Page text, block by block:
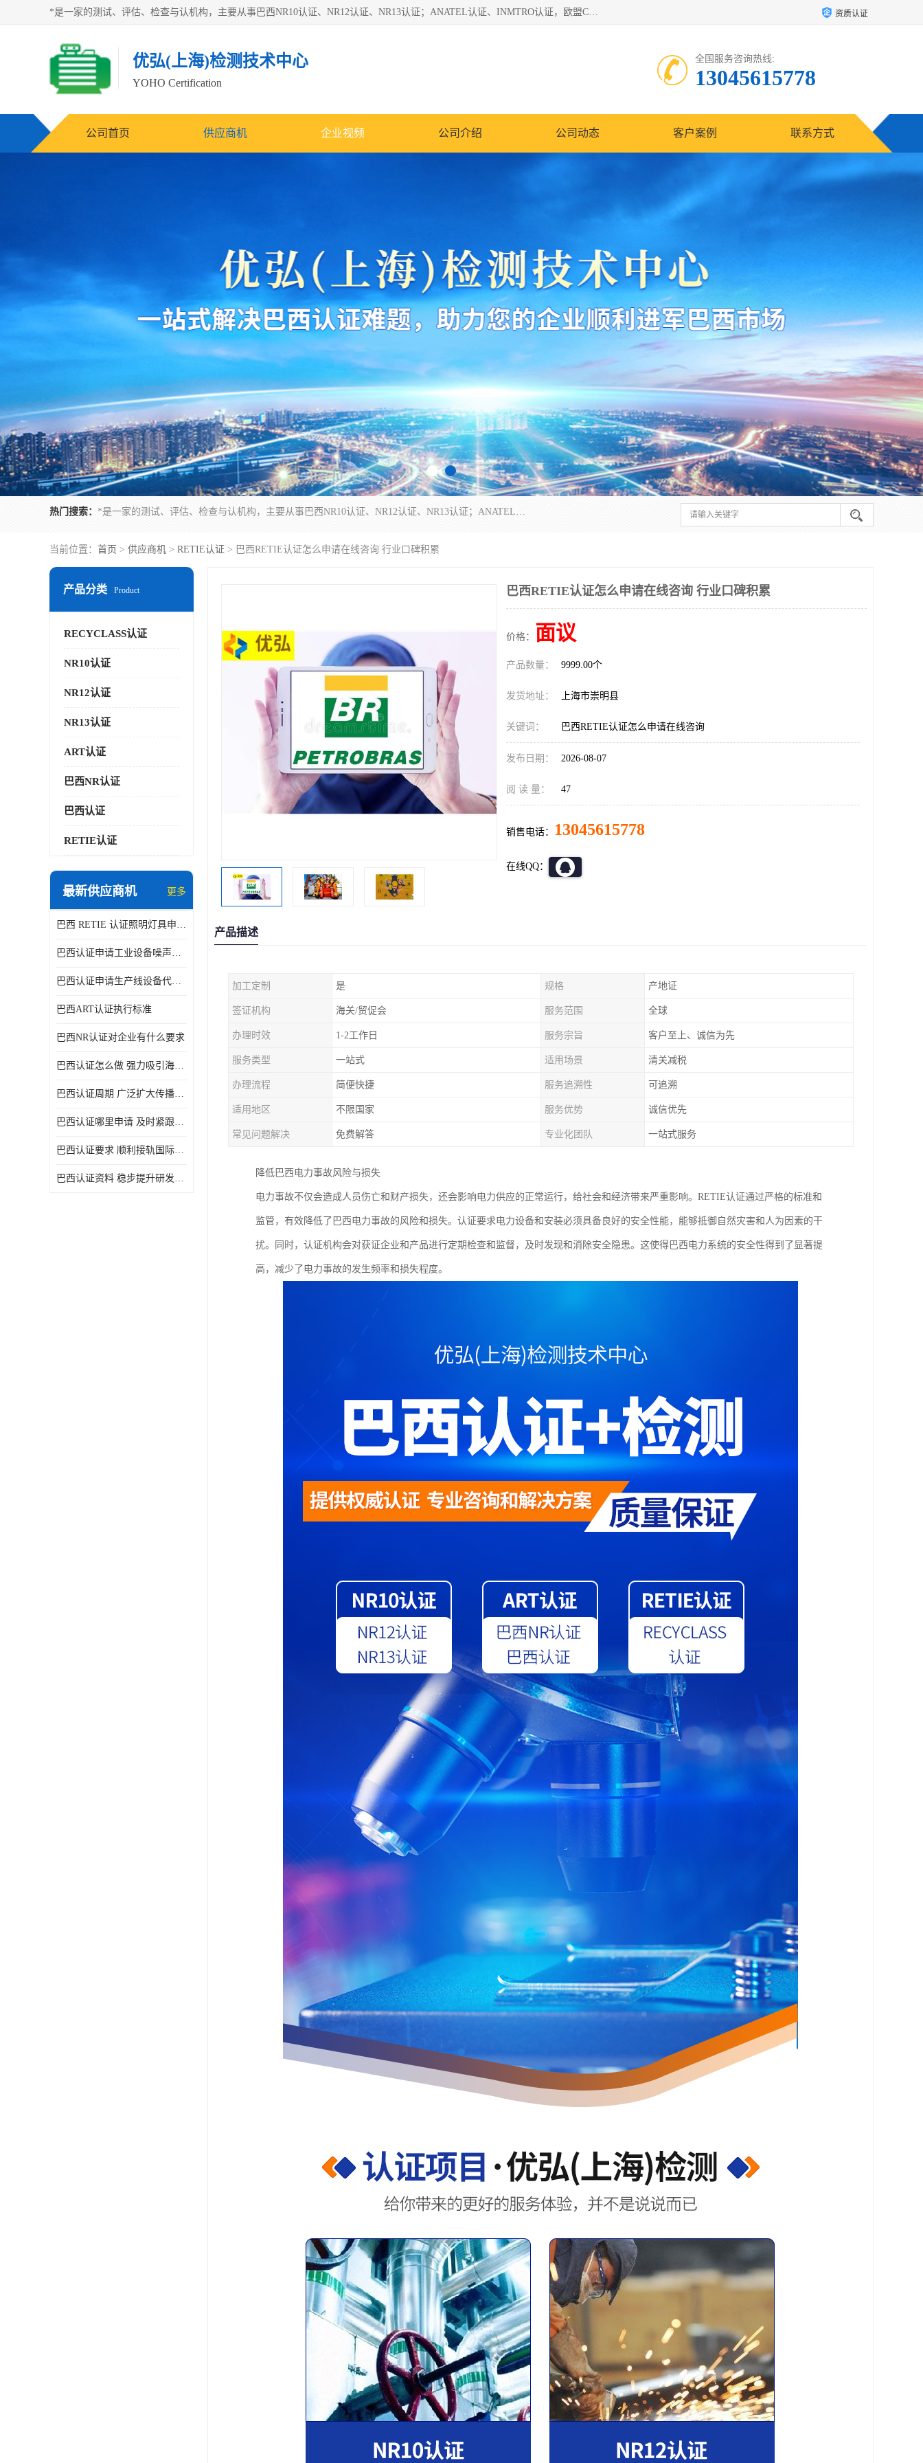
*是一家的测试、评估、检查与认机构，主要从事巴西NR10认证、NR12认证、NR13认证；ANATEL认证、INMTRO认证，欧盟CE认证：MD认证，PED认证，MID认证，ATEX认证，德国蓝色天使认证。 资质认证
优弘(上海)检测技术中心
YOHO Certification
全国服务咨询热线:
13045615778
公司首页 供应商机 企业视频 公司介绍 公司动态 客户案例 联系方式
热门搜索： *是一家的测试、评估、检查与认机构，主要从事巴西NR10认证、NR12认证、NR13认证；ANATEL认证、INMTRO认证，欧盟CE认证：MD认证，PED认证，MID认证，ATEX认证，德国蓝色天使认证。
当前位置： 首页 > 供应商机 > RETIE认证 > 巴西RETIE认证怎么申请在线咨询 行业口碑积累
产品分类 Product
RECYCLASS认证
NR10认证
NR12认证
NR13认证
ART认证
巴西NR认证
巴西认证
RETIE认证
最新供应商机 更多
巴西 RETIE 认证照明灯具申请 RETIE 认证
巴西认证申请工业设备噪声控制认证规范
巴西认证申请生产线设备代理机构选择
巴西ART认证执行标准
巴西NR认证对企业有什么要求
巴西认证怎么做 强力吸引海外投资
巴西认证周期 广泛扩大传播范围
巴西认证哪里申请 及时紧跟法规变化
巴西认证要求 顺利接轨国际规范
巴西认证资料 稳步提升研发能力
巴西RETIE认证怎么申请在线咨询 行业口碑积累
价格： 面议
产品数量： 9999.00个
发货地址： 上海市崇明县
关键词： 巴西RETIE认证怎么申请在线咨询
发布日期： 2026-08-07
阅 读 量： 47
销售电话： 13045615778
在线QQ：
产品描述
加工定制 是 规格 产地证
签证机构 海关/贸促会 服务范围 全球
办理时效 1-2工作日 服务宗旨 客户至上、诚信为先
服务类型 一站式 适用场景 清关减税
办理流程 简便快捷 服务追溯性 可追溯
适用地区 不限国家 服务优势 诚信优先
常见问题解决 免费解答 专业化团队 一站式服务
降低巴西电力事故风险与损失
电力事故不仅会造成人员伤亡和财产损失，还会影响电力供应的正常运行，给社会和经济带来严重影响。RETIE认证通过严格的标准和
监管，有效降低了巴西电力事故的风险和损失。认证要求电力设备和安装必须具备良好的安全性能，能够抵御自然灾害和人为因素的干
扰。同时，认证机构会对获证企业和产品进行定期检查和监督，及时发现和消除安全隐患。这使得巴西电力系统的安全性得到了显著提
高，减少了电力事故的发生频率和损失程度。